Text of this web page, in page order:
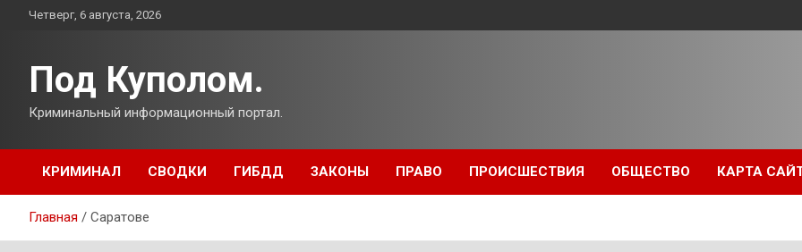
ПерейтиЧетверг, 6 августа, 2026
Под Куполом.
Криминальный информационный портал.
КРИМИНАЛ СВОДКИ ГИБДД ЗАКОНЫ ПРАВО ПРОИСШЕСТВИЯ ОБЩЕСТВО КАРТА
Главная Саратове